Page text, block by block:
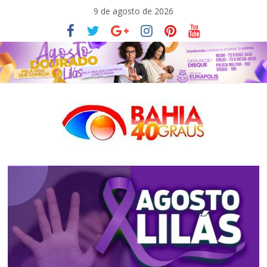
conteúdo
9 de agosto de 2026
Bahia40graus
Notícias
de
política,
meio